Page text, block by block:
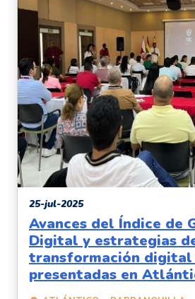
25-jul-2025
Avances del Índice de
Digital y estrategias
transformación
presentadas en